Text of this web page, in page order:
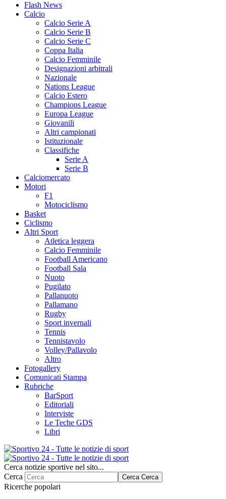
Flash News
Calcio
Calcio Serie A
Calcio Serie B
Calcio Serie C
Coppa Italia
Calcio Femminile
Designazioni arbitrali
Nazionale
Nations League
Calcio Estero
Champions League
Europa League
Giovanili
Altri campionati
Istituzionale
Classifiche
Serie A
Serie B
Calciomercato
Motori
F1
Motociclismo
Basket
Ciclismo
Altri Sport
Atletica leggera
Calcio Femminile
Football Americano
Football Sala
Nuoto
Pugilato
Pallanuoto
Pallamano
Rugby
Sport invernali
Tennis
Tennistavolo
Volley/Pallavolo
Altro
Fotogallery
Comunicati Stampa
Rubriche
BarSport
Editoriali
Interviste
Le Teche GDS
Libri
Cerca notizie sportive nel sito...
Cerca
Cerca Cerca
Ricerche popolari